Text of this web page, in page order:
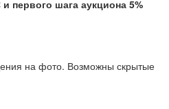
первого шага аукциона 5%
на фото. Возможны скрытые